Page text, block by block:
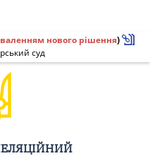
нового рішення)
суд